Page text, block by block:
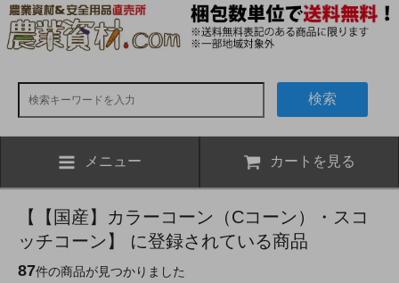
検索
メニュー カートを見る
【【国産】カラーコーン（Cコーン）・スコ
ッチコーン】 に登録されている商品
87件の商品が見つかりました